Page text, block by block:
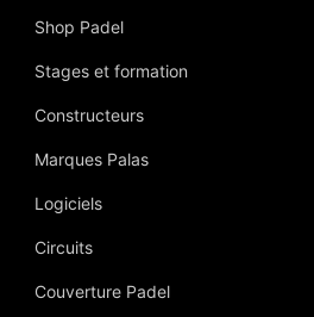
Shop Padel
Stages et formation
Constructeurs
Marques Palas
Logiciels
Circuits
Couverture Padel